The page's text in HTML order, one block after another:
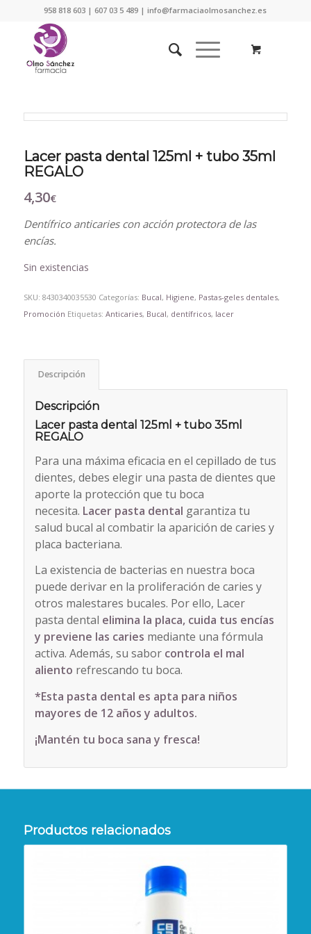
958 818 603 | 607 03 5 489 | info@farmaciaolmosanchez.es
Lacer pasta dental 125ml + tubo 35ml
REGALO
4,30€
Dentífrico anticaries con acción protectora de las
encías.
Sin existencias
SKU: 8430340035530 Categorías: Bucal, Higiene, Pastas-geles dentales,
Promoción Etiquetas: Anticaries, Bucal, dentífricos, lacer
Descripción
Descripción
Lacer pasta dental 125ml + tubo 35ml
REGALO
Para una máxima eficacia en el cepillado de tus
dientes, debes elegir una pasta de dientes que
aporte la protección que tu boca
necesita. Lacer pasta dental garantiza tu
salud bucal al combatir la aparición de caries y
placa bacteriana.
La existencia de bacterias en nuestra boca
puede derivar en la proliferación de caries y
otros malestares bucales. Por ello, Lacer
pasta dental elimina la placa, cuida tus encías
y previene las caries mediante una fórmula
activa. Además, su sabor controla el mal
aliento refrescando tu boca.
*Esta pasta dental es apta para niños
mayores de 12 años y adultos.
¡Mantén tu boca sana y fresca!
Productos relacionados